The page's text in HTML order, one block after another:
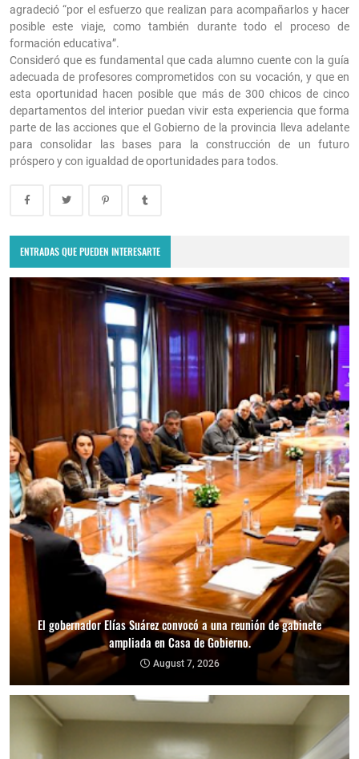
agradeció “por el esfuerzo que realizan para acompañarlos y hacer
posible este viaje, como también durante todo el proceso de
formación educativa”.
Consideró que es fundamental que cada alumno cuente con la guía
adecuada de profesores comprometidos con su vocación, y que en
esta oportunidad hacen posible que más de 300 chicos de cinco
departamentos del interior puedan vivir esta experiencia que forma
parte de las acciones que el Gobierno de la provincia lleva adelante
para consolidar las bases para la construcción de un futuro
próspero y con igualdad de oportunidades para todos.
ENTRADAS QUE PUEDEN INTERESARTE
El gobernador Elías Suárez convocó a una reunión de gabinete
ampliada en Casa de Gobierno.
August 7, 2026